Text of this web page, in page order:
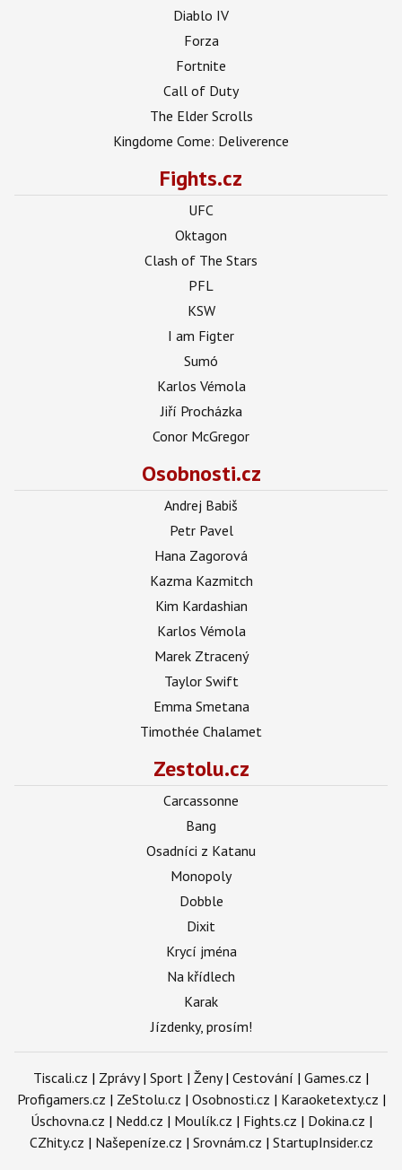
Diablo IV
Forza
Fortnite
Call of Duty
The Elder Scrolls
Kingdome Come: Deliverence
Fights.cz
UFC
Oktagon
Clash of The Stars
PFL
KSW
I am Figter
Sumó
Karlos Vémola
Jiří Procházka
Conor McGregor
Osobnosti.cz
Andrej Babiš
Petr Pavel
Hana Zagorová
Kazma Kazmitch
Kim Kardashian
Karlos Vémola
Marek Ztracený
Taylor Swift
Emma Smetana
Timothée Chalamet
Zestolu.cz
Carcassonne
Bang
Osadníci z Katanu
Monopoly
Dobble
Dixit
Krycí jména
Na křídlech
Karak
Jízdenky, prosím!
Tiscali.cz | Zprávy| Sport | Ženy| Cestování | Games.cz |
Profigamers.cz | ZeStolu.cz | Osobnosti.cz | Karaoketexty.cz |
Úschovna.cz | Nedd.cz | Moulík.cz | Fights.cz | Dokina.cz |
CZhity.cz | Našepeníze.cz | Srovnám.cz | StartupInsider.cz